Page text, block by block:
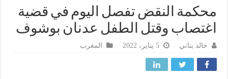
النقض تفصل اليوم في قضية
وقتل الطفل عدنان بوشوف
خالد بناني المغرب